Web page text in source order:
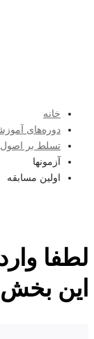
خانه
دوره‌های
تسلط بر اصول
آزمونها
اولین مسابقه
لطفا
این بخش